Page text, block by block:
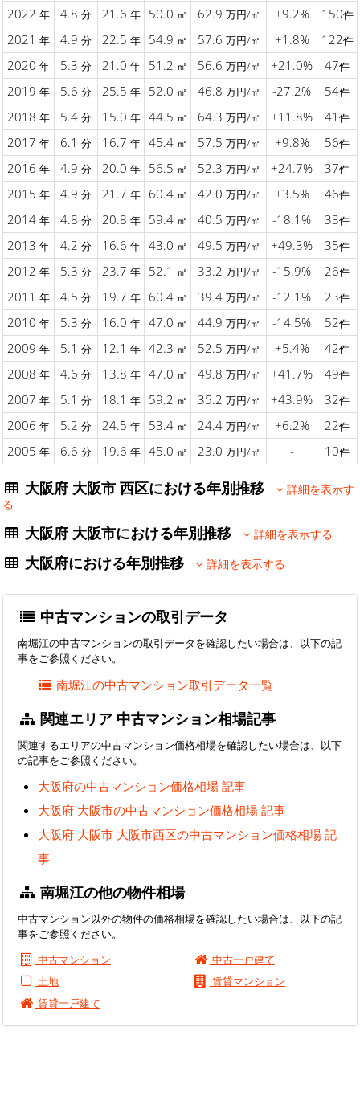
2022 年 4.8 分 21.6 年 50.0 ㎡ 62.9 万円/㎡ +9.2% 150件
2021 年 4.9 分 22.5 年 54.9 ㎡ 57.6 万円/㎡ +1.8% 122件
2020 年 5.3 分 21.0 年 51.2 ㎡ 56.6 万円/㎡ +21.0% 47件
2019 年 5.6 分 25.5 年 52.0 ㎡ 46.8 万円/㎡ -27.2% 54件
2018 年 5.4 分 15.0 年 44.5 ㎡ 64.3 万円/㎡ +11.8% 41 件
2017 年 6.1 分 16.7 年 45.4 ㎡ 57.5 万円/㎡ +9.8% 56件
2016 年 4.9 分 20.0 年 56.5 ㎡ 52.3 万円/㎡ +24.7% 37件
2015 年 4.9 分 21.7 年 60.4 ㎡ 42.0 万円/㎡ +3.5% 46件
2014 年 4.8 分 20.8 年 59.4 ㎡ 40.5 万円/㎡ -18.1% 33件
2013 年 4.2 分 16.6 年 43.0 ㎡ 49.5 万円/㎡ +49.3% 35件
2012 年 5.3 分 23.7 年 52.1 ㎡ 33.2 万円/㎡ -15.9% 26件
2011 年 4.5 分 19.7 年 60.4 ㎡ 39.4 万円/㎡ -12.1% 23件
2010 年 5.3 分 16.0 年 47.0 ㎡ 44.9 万円/㎡ -14.5% 52件
2009 年 5.1 分 12.1 年 42.3 ㎡ 52.5 万円/㎡ +5.4% 42件
2008 年 4.6 分 13.8 年 47.0 ㎡ 49.8 万円/㎡ +41.7% 49件
2007 年 5.1 分 18.1 年 59.2 ㎡ 35.2 万円/㎡ +43.9% 32件
2006 年 5.2 分 24.5 年 53.4 ㎡ 24.4 万円/㎡ +6.2% 22件
2005 年 6.6 分 19.6 年 45.0 ㎡ 23.0 万円/㎡ - 10件
大阪府 大阪市 西区における年別推移
詳細を表示す
る
大阪府 大阪市における年別推移 詳細を表示する
大阪府における年別推移 詳細を表示する
中古マンションの取引データ
南堀江の中古マンションの取引データを確認したい場合は、以下の記
事をご参照ください。
南堀江の中古マンション取引データ一覧
関連エリア 中古マンション相場記事
関連するエリアの中古マンション価格相場を確認したい場合は、以下
の記事をご参照ください。
大阪府の中古マンション価格相場 記事
大阪府 大阪市の中古マンション価格相場 記事
大阪府 大阪市 大阪市西区の中古マンション価格相場 記
事
南堀江の他の物件相場
中古マンション以外の物件の価格相場を確認したい場合は、以下の記
事をご参照ください。
中古マンション
中古一戸建て
土地
賃貸マンション
賃貸一戸建て